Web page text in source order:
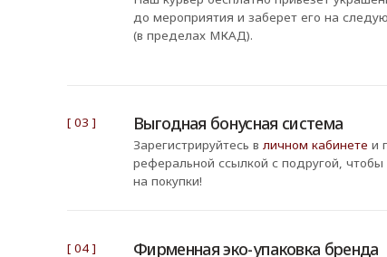
не спишутся, но и потратить их нельзя. Сразу после того, как
вы вернете вещь, деньги разморозятся.